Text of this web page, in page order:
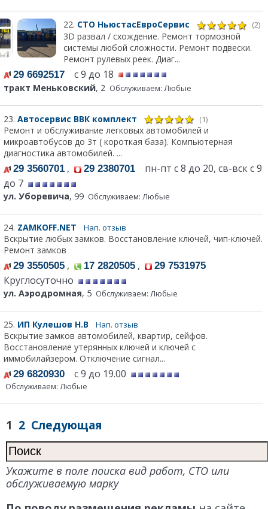
22. СТО НьюстасЕвроСервис (2)
3D развал / схождение. Ремонт тормозной
системы любой сложности. Ремонт подвески.
Ремонт рулевых реек. Диаг...
29 6692517 с 9 до 18
тракт Меньковский, 2 Обслуживаем: Любые
23. Автосервис ВВК комплект (1)
Ремонт и обслуживание легковых автомобилей и
микроавтобусов до 3т ( короткая база). Компьютерная
диагностика автомобилей. ...
29 3560701 , 29 2380701 пн-пт с 8 до 20, св-вск с 9
до 7
ул. Уборевича, 99 Обслуживаем: Любые
24. ZAMKOFF.NET Нап. отзыв
Вскрытие любых замков. Восстановление ключей, чип-ключей.
Ремонт замков
29 3550505 , 17 2820505 , 29 7531975
Круглосуточно
ул. Аэродромная, 5 Обслуживаем: Любые
25. ИП Кулешов Н.В Нап. отзыв
Вскрытие замков автомобилей, квартир, сейфов.
Восстановление утерянных ключей и ключей с
иммобилайзером. Отключение сигнал...
29 6820930 с 9 до 19.00
Обслуживаем: Любые
1 2 Следующая
Укажите в поле поиска вид работ, СТО или
обслуживаемую марку